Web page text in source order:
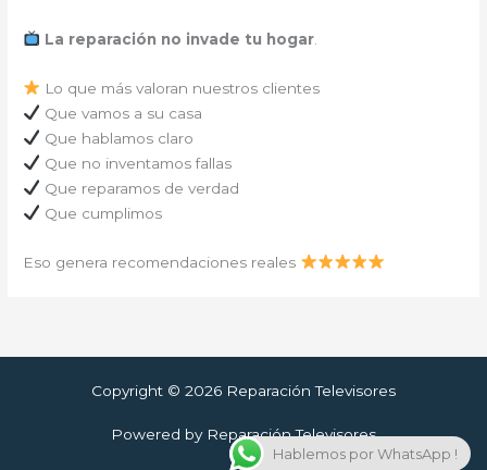
La reparación no invade tu hogar.
Lo que más valoran nuestros clientes
Que vamos a su casa
Que hablamos claro
Que no inventamos fallas
Que reparamos de verdad
Que cumplimos
Eso genera recomendaciones reales
Copyright © 2026 Reparación Televisores
Powered by Reparación Televisores
Hablemos por WhatsApp !